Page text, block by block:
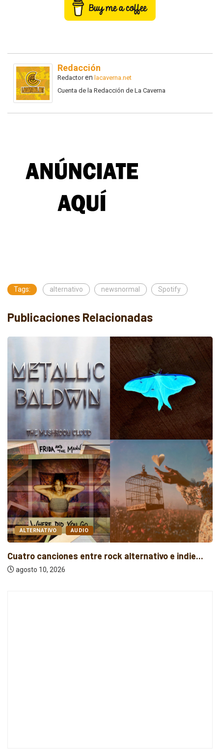
Redacción
Redactoren lacaverna.net
Cuenta de la Redacción de La Caverna
Tags: alternativo newsnormal Spotify
Publicaciones Relacionadas
ALTERNATIVO AUDIO
Cuatro canciones entre rock alternativo e indie...
agosto 10, 2026